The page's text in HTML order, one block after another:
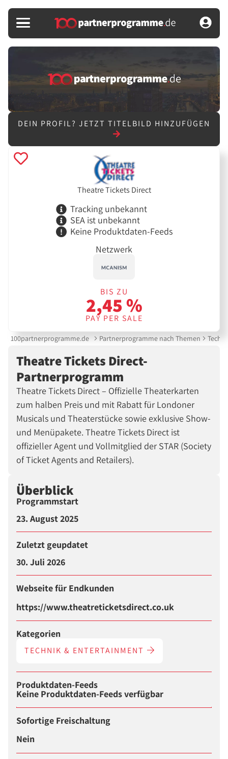
DEIN PROFIL? JETZT TITELBILD HINZUFÜGEN
Theatre Tickets Direct
Tracking unbekannt
SEA ist unbekannt
Keine Produktdaten-Feeds
Netzwerk
BIS ZU
2,45 %
PAY PER SALE
100partnerprogramme.de Partnerprogramme nach Themen
Theatre Tickets Direct-
Partnerprogramm
Theatre Tickets Direct – Offizielle Theaterkarten
zum halben Preis und mit Rabatt für Londoner
Musicals und Theaterstücke sowie exklusive Show-
und Menüpakete. Theatre Tickets Direct ist
offizieller Agent und Vollmitglied der STAR (Society
of Ticket Agents and Retailers).
Überblick
Programmstart
23. August 2025
Zuletzt geupdatet
30. Juli 2026
Webseite für Endkunden
https://www.theatreticketsdirect.co.uk
Kategorien
TECHNIK & ENTERTAINMENT
Produktdaten-Feeds
Keine Produktdaten-Feeds verfügbar
Sofortige Freischaltung
Nein